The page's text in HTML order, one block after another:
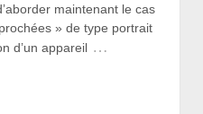
maintenant le cas
» de type portrait
d’un appareil …